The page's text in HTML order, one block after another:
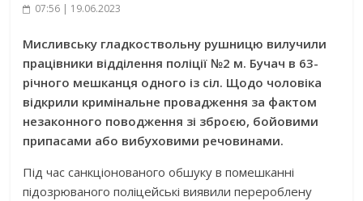
07:56 | 19.06.2023
Мисливську гладкоствольну рушницю вилучили
працівники відділення поліції №2 м. Бучач в 63-
річного мешканця одного із сіл. Щодо чоловіка
відкрили кримінальне провадження за фактом
незаконного поводження зі зброєю, бойовими
припасами або вибуховими речовинами.
Під час санкціонованого обшуку в помешканні
підозрюваного поліцейські виявили перероблену